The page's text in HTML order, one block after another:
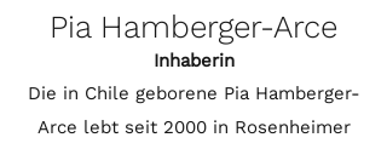
Pia Hamberger-Arce
Inhaberin
Die in Chile geborene Pia Hamberger-
Arce lebt seit 2000 in Rosenheimer